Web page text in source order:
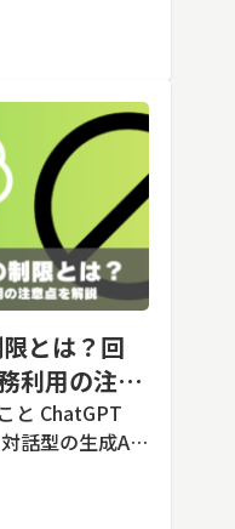
とは？回
利用の注意
】
と ChatGPT
話型の生成AI
登録すれば無